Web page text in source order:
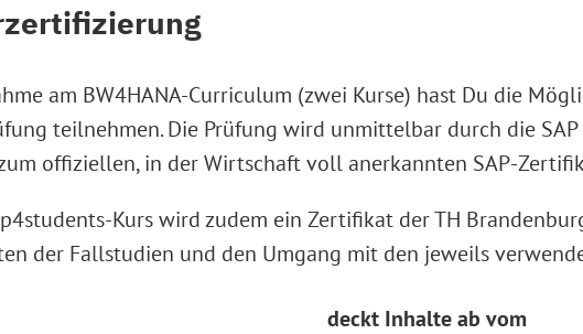
am BW4HANA-Curriculum (zwei Kurse) hast Du die
teilnehmen. Die Prüfung wird unmittelbar durch die
offiziellen, in der Wirtschaft voll anerkannten SAP-
Kurs wird zudem ein Zertifikat der TH
der Fallstudien und den Umgang mit den jeweils
deckt Inhalte ab vom